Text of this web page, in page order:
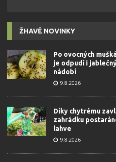
ŽHAVÉ NOVINKY
Po ovocných
je odpudí i
nádobí
9.8.2026
Díky chytrému
zahrádku
lahve
9.8.2026